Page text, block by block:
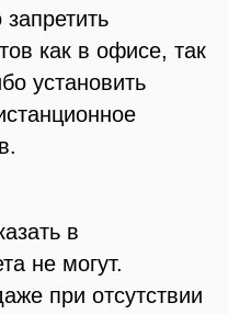
как в офисе, так
установить
в
не могут.
при отсутствии